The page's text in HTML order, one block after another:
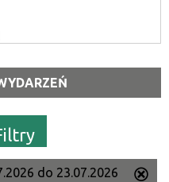
do 23.07.2026